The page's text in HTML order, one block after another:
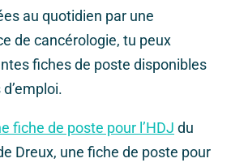
au quotidien par une
de cancérologie, tu peux
fiches de poste disponibles
fiche de poste pour l’HDJ du
Dreux, une fiche de poste pour